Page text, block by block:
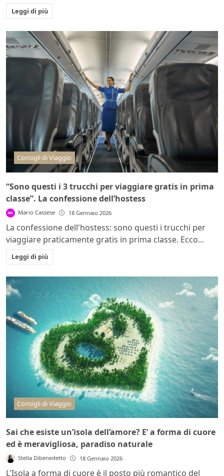
Leggi di più
Consigli di Viaggio
“Sono questi i 3 trucchi per viaggiare gratis in prima
classe”. La confessione dell’hostess
Mario Cassese 18 Gennaio 2026
La confessione dell'hostess: sono questi i trucchi per
viaggiare praticamente gratis in prima classe. Ecco...
Leggi di più
Consigli di Viaggio
Sai che esiste un’isola dell’amore? E’ a forma di cuore
ed è meravigliosa, paradiso naturale
Stella Dibenedetto 18 Gennaio 2026
L'Isola a forma di cuore è il posto più romantico del